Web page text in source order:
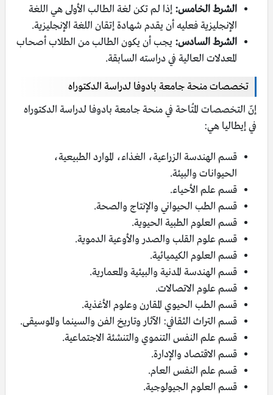
الشرط الخامس: إذا لم تكن لغة الطالب الأولى هي اللغة
الإنجليزية فعليه أن يقدم شهادة إتقان اللغة الإنجليزية.
الشرط السادس: يجب أن يكون الطالب من الطلاب أصحاب
المعدلات العالية في دراسته السابقة.
تخصصات منحة جامعة بادوفا لدراسة الدكتوراه
إنّ التخصصات المُتاحة في منحة جامعة بادوفا لدراسة الدكتوراه
في إيطاليا هي:
قسم الهندسة الزراعية، الغذاء، الموارد الطبيعية،
الحيوانات والبيئة.
قسم علم الأحياء.
قسم الطب الحيواني والإنتاج والصحة.
قسم العلوم الطبية الحيوية.
قسم علوم القلب والصدر والأوعية الدموية.
قسم العلوم الكيميائية.
قسم الهندسة المدنية والبيئية والمعمارية.
قسم علوم الاتصالات.
قسم الطب الحيوي المقارن وعلوم الأغذية.
قسم التراث الثقافي: الآثار وتاريخ الفن والسينما والموسيقى.
قسم علم النفس التنموي والتنشئة الاجتماعية.
قسم الاقتصاد والإدارة.
قسم علم النفس العام.
قسم العلوم الجيولوجية.